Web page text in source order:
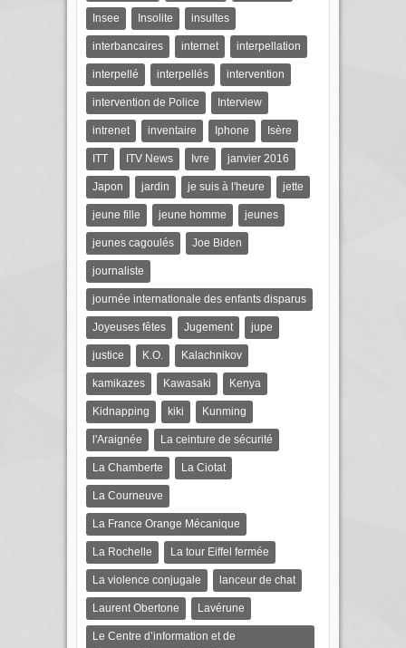
Insee Insolite insultes
interbancaires internet interpellation
interpellé interpellés intervention
intervention de Police Interview
intrenet inventaire Iphone Isère
ITT ITV News Ivre janvier 2016
Japon jardin je suis à l'heure jette
jeune fille jeune homme jeunes
jeunes cagoulés Joe Biden
journaliste
journée internationale des enfants disparus
Joyeuses fêtes Jugement jupe
justice K.O. Kalachnikov
kamikazes Kawasaki Kenya
Kidnapping kiki Kunming
l'Araignée La ceinture de sécurité
La Chamberte La Ciotat
La Courneuve
La France Orange Mécanique
La Rochelle La tour Eiffel fermée
La violence conjugale lanceur de chat
Laurent Obertone Lavérune
Le Centre d’information et de